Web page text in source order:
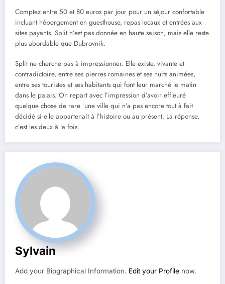
Comptez entre 50 et 80 euros par jour pour un séjour confortable
incluant hébergement en guesthouse, repas locaux et entrées aux
sites payants. Split n’est pas donnée en haute saison, mais elle reste
plus abordable que Dubrovnik.
Split ne cherche pas à impressionner. Elle existe, vivante et
contradictoire, entre ses pierres romaines et ses nuits animées,
entre ses touristes et ses habitants qui font leur marché le matin
dans le palais. On repart avec l’impression d’avoir effleuré
quelque chose de rare une ville qui n’a pas encore tout à fait
décidé si elle appartenait à l’histoire ou au présent. La réponse,
c’est les deux à la fois.
Sylvain
Add your Biographical Information. Edit your Profile now.